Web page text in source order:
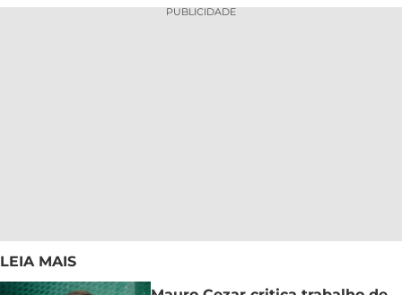
PUBLICIDADE
LEIA MAIS